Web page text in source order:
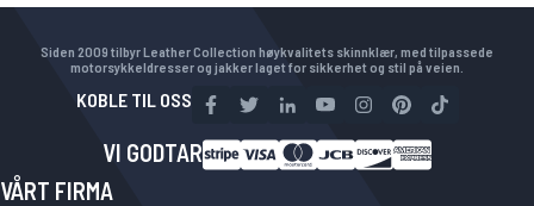
Siden 2009 tilbyr Leather Collection høykvalitets skinnklær, med tilpassede
motorsykkeldresser og jakker laget for sikkerhet og stil på veien.
KOBLE TIL OSS
VI GODTAR
VÅRT FIRMA